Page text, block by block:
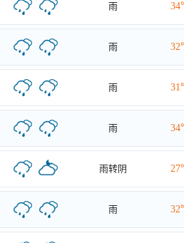
雨
雨
雨
雨
雨转阴
雨